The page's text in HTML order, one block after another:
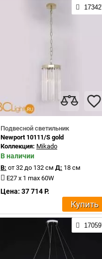
Подвесной светильник
Newport 10111/S gold
Коллекция: Mikado
В наличии
В: от 32 до 132 см Д: 18 см
E27 x 1 max 60W
Цена: 37 714 Р.
Купить